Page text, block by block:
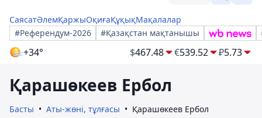
СаясатӘлемҚаржыОқиғаҚұқықМақалалар
#Референдум-2026
#Қазақстан мақтанышы
+34° $467.48 €539.52 ₽5.73
Қарашөкеев Ербол
Басты Аты-жөні, тұлғасы Қарашөкеев Ербол